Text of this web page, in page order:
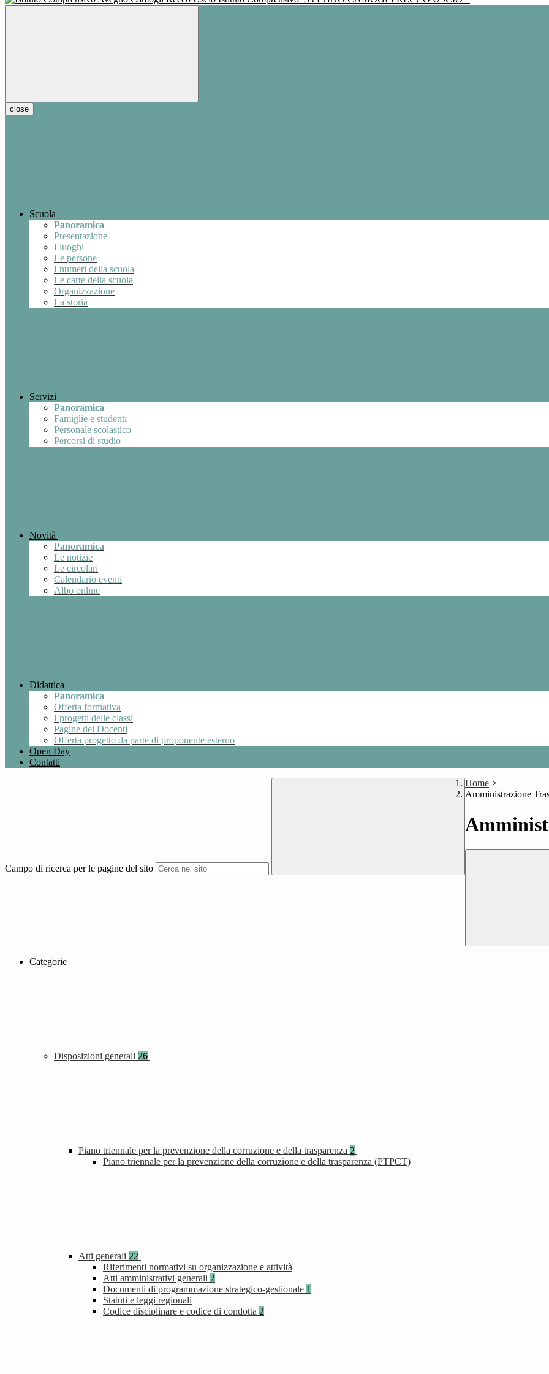
close
Scuola
Panoramica
Presentazione
I luoghi
Le persone
I numeri della scuola
Le carte della scuola
Organizzazione
La storia
Servizi
Panoramica
Famiglie e studenti
Personale scolastico
Percorsi di studio
Novità
Panoramica
Le notizie
Le circolari
Calendario eventi
Albo online
Didattica
Panoramica
Offerta formativa
I progetti delle classi
Pagine dei Docenti
Offerta progetto da parte di proponente esterno
Open Day
Contatti
Campo di ricerca per le pagine del sito
Home >
Amministrazione
Categorie
Disposizioni generali 26
Piano triennale per la prevenzione della corruzione e della trasparenza 2
Piano triennale per la prevenzione della corruzione e della trasparenza (PTPCT)
Atti generali 22
Riferimenti normativi su organizzazione e attività
Atti amministrativi generali 2
Documenti di programmazione strategico-gestionale 1
Statuti e leggi regionali
Codice disciplinare e codice di condotta 2